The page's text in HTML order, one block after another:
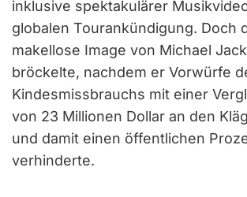
inklusive spektakulärer
globalen Tourankündigung. Doch
makellose Image von Michael
bröckelte, nachdem er Vorwürfe
Kindesmissbrauchs mit einer
von 23 Millionen Dollar an den
und damit einen öffentlichen
verhinderte.